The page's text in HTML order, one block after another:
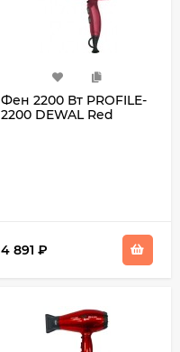
Фен 2200 Вт PROFILE-
2200 DEWAL Red
4 891 ₽